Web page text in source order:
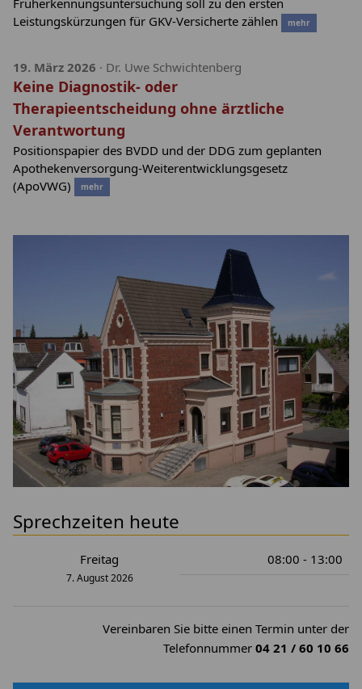
Früherkennungsuntersuchung soll zu den ersten
Leistungskürzungen für GKV-Versicherte zählen
mehr
19. März 2026 · Dr. Uwe Schwichtenberg
Keine Diagnostik- oder
Therapieentscheidung ohne ärztliche
Verantwortung
Positionspapier des BVDD und der DDG zum geplanten
Apothekenversorgung-Weiterentwicklungsgesetz
(ApoVWG)
mehr
Sprechzeiten heute
Freitag
7. August 2026
08:00 - 13:00
Vereinbaren Sie bitte einen Termin unter der
Telefonnummer 04 21 / 60 10 66